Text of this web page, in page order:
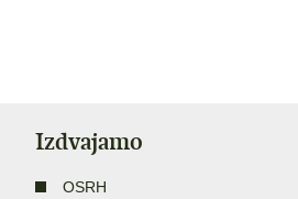
Izdvajamo
OSRH